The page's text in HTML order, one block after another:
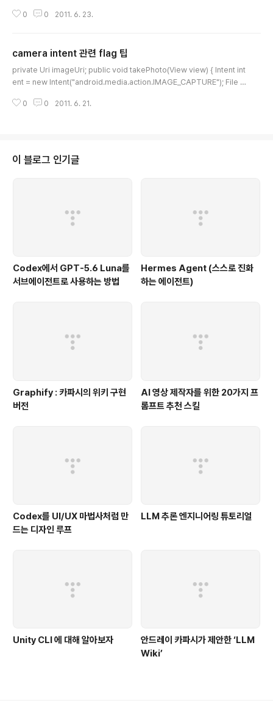
me().exec("su"); // Attempt to write a file to a root-only DataOutp
\n"); // Close the terminal os.writeBytes("exit\n"); o..
0 0 2011. 6. 23.
camera intent 관련 flag 팁
private Uri imageUri; public void takePhoto(View view) { Intent int
ent = new Intent("android.media.action.IMAGE_CAPTURE"); File p
jpg"); intent.putExtra(MediaStore.EXTRA_OUTPUT, Uri.fromFile(p
0 0 2011. 6. 21.
이 블로그 인기글
Codex에서 GPT-5.6 Luna를
서브에이전트로 사용하는 방법
Hermes Agent (스스로 진화
하는 에이전트)
Graphify : 카파시의 위키 구현
버전
AI 영상 제작자를 위한 20가지 프
롬프트 추천 스킬
Codex를 UI/UX 마법사처럼 만
드는 디자인 루프
LLM 추론 엔지니어링 튜토리얼
Unity CLI 에 대해 알아보자
안드레이 카파시가 제안한 ‘LLM
Wiki’